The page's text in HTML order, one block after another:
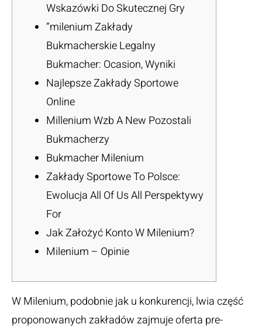
Wskazówki Do Skutecznej Gry
“milenium Zakłady
Bukmacherskie Legalny
Bukmacher: Ocasion, Wyniki
Najlepsze Zakłady Sportowe
Online
Millenium Wzb A New Pozostali
Bukmacherzy
Bukmacher Milenium
Zakłady Sportowe To Polsce:
Ewolucja All Of Us All Perspektywy
For
Jak Założyć Konto W Milenium?
Milenium – Opinie
W Milenium, podobnie jak u konkurencji, lwia część
proponowanych zakładów zajmuje oferta pre-